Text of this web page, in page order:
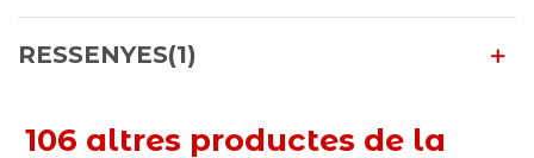
RESSENYES(1)
106 altres productes de la